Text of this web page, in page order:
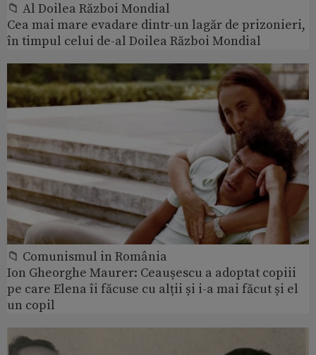
📁 Al Doilea Război Mondial
Cea mai mare evadare dintr-un lagăr de prizonieri,
în timpul celui de-al Doilea Război Mondial
📁 Comunismul in România
Ion Gheorghe Maurer: Ceaușescu a adoptat copiii
pe care Elena îi făcuse cu alții și i-a mai făcut și el
un copil